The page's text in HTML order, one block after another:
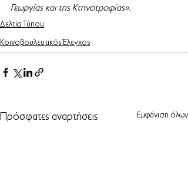
Γεωργίας και της Κτηνοτροφίας».
Δελτία Τύπου
Κοινοβουλευτικός Έλεγχος
Πρόσφατες αναρτήσεις Εμφάνιση όλων